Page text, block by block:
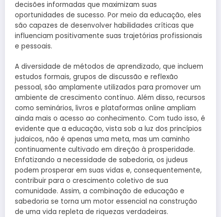
decisões informadas que maximizam suas
oportunidades de sucesso. Por meio da educação, eles
são capazes de desenvolver habilidades críticas que
influenciam positivamente suas trajetórias profissionais
e pessoais.
A diversidade de métodos de aprendizado, que incluem
estudos formais, grupos de discussão e reflexão
pessoal, são amplamente utilizados para promover um
ambiente de crescimento contínuo. Além disso, recursos
como seminários, livros e plataformas online ampliam
ainda mais o acesso ao conhecimento. Com tudo isso, é
evidente que a educação, vista sob a luz dos princípios
judaicos, não é apenas uma meta, mas um caminho
continuamente cultivado em direção à prosperidade.
Enfatizando a necessidade de sabedoria, os judeus
podem prosperar em suas vidas e, consequentemente,
contribuir para o crescimento coletivo de sua
comunidade. Assim, a combinação de educação e
sabedoria se torna um motor essencial na construção
de uma vida repleta de riquezas verdadeiras.